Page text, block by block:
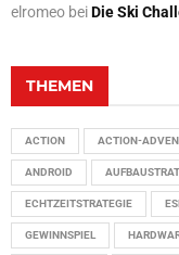
elromeo beiDie Ski
THEMEN
ACTION ACTION-
ANDROID
ECHTZEITSTRATEGIE
GEWINNSPIEL